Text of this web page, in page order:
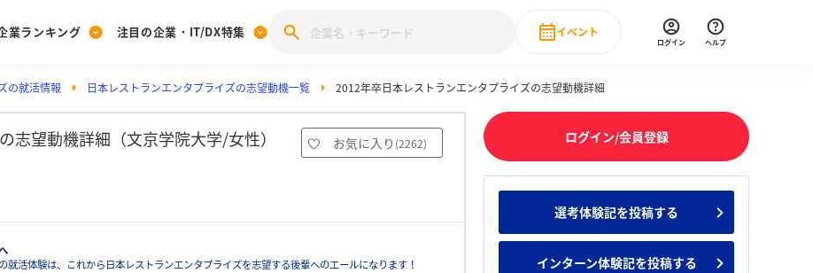
[27卒] 本選考体験記投稿キャンペーン
業ランキング
みんなのDX企業就職ブランド調査
みんなの新卒就職人気企業ランキング みんなのインターン人気企業ランキ
注目の企業・IT/DX特集
28卒 IT・DX現場社員インタビュー
企業研究
イベント
Event
直近のイベント一覧
ログイン ヘルプ
の就活情報 日本レストランエンタプライズの志望動機一覧 2012年卒日本レストランエンタプライズの志望動機詳細
志望動機詳細（文京学院大学/女性）
お気に入り (2262)
活体験は、これから日本レストランエンタプライズを志望する後輩へのエールになります！
ログイン/会員登録
選考体験記を投稿する
インターン体験記を投稿する